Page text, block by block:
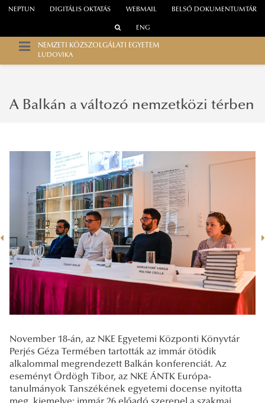
WEBMAIL
NEPTUN DIGITÁLIS OKTATÁS BELSŐ DOKUMENTUMTÁR
ENG
NEMZETI KÖZSZOLGÁLATI EGYETEM
LUDOVIKA
A Balkán a változó nemzetközi térben
November 18-án, az NKE Egyetemi Központi Könyvtár
Perjés Géza Termében tartották az immár ötödik
alkalommal megrendezett Balkán konferenciát. Az
eseményt Ördögh Tibor, az NKE ÁNTK Európa-
tanulmányok Tanszékének egyetemi docense nyitotta